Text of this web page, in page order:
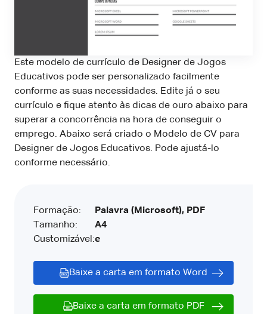
Este modelo de currículo de Designer de Jogos
Educativos pode ser personalizado facilmente
conforme as suas necessidades. Edite já o seu
currículo e fique atento às dicas de ouro abaixo para
superar a concorrência na hora de conseguir o
emprego. Abaixo será criado o Modelo de CV para
Designer de Jogos Educativos. Pode ajustá-lo
conforme necessário.
Formação:
Tamanho:
Customizável:
Palavra (Microsoft), PDF
A4
e
Baixe a carta em formato Word
Baixe a carta em formato PDF